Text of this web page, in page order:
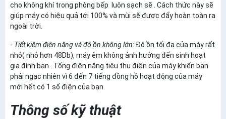
cho không khí trong phòng bếp luôn sạch sẽ . Cách thức này sẽ
giúp máy có hiệu quả tới 100% và mùi sẽ được đẩy hoàn toàn ra
ngoài trời.
- Tiết kiệm điện năng và độ ồn không lớn: Độ ồn tối đa của máy rất
nhỏ( nhỏ hơn 48Db), máy êm không ảnh hưởng đến sinh hoạt
gia đình bạn . Tổng điện năng tiêu thu điện của máy khiến bạn
phải ngạc nhiên vì 6 đến 7 tiếng đồng hồ hoạt động của máy
mới hết có 1 số điện của bạn.
Thông số kỹ thuật